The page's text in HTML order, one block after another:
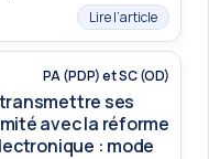
Lire l’article
PA (PDP) et SC (OD)
ses
avec la réforme
: mode